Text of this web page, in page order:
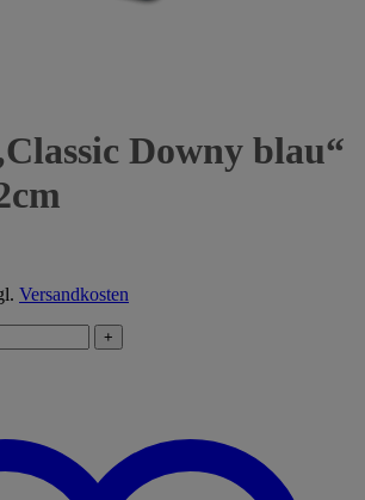
Downy blau“
Versandkosten